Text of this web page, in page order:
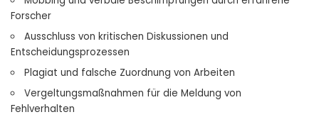
Forscher
Ausschluss von kritischen Diskussionen und
Entscheidungsprozessen
Plagiat und falsche Zuordnung von Arbeiten
Vergeltungsmaßnahmen für die Meldung von
Fehlverhalten